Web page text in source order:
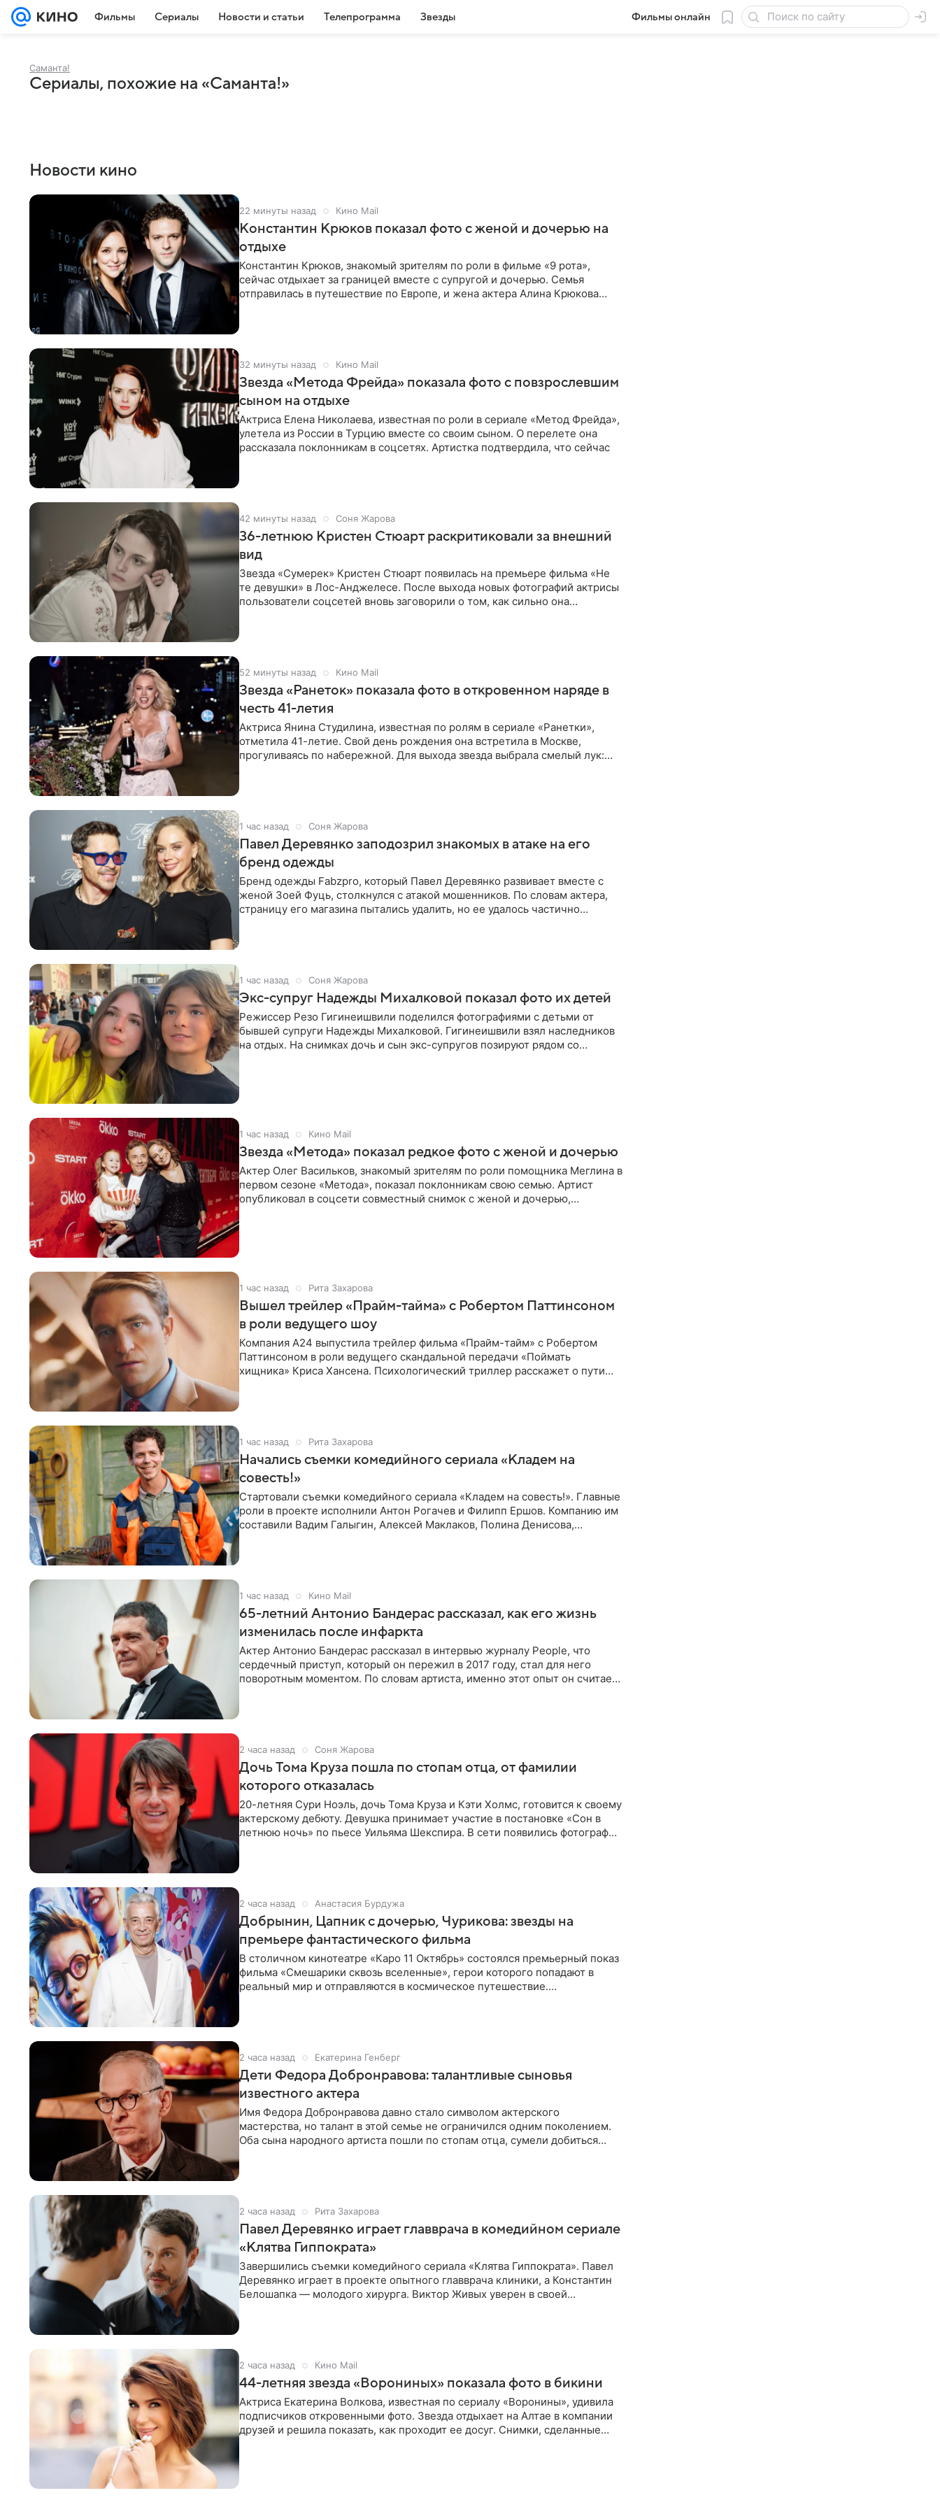
Фильмы Сериалы Новости и статьи Телепрограмма Звезды Фильмы онлайн
Саманта!
Сериалы, похожие на «Саманта!»
Новости кино
22 минуты назад Кино Mail
Константин Крюков показал фото с женой и дочерью на
отдыхе
Константин Крюков, знакомый зрителям по роли в фильме «9 рота»,
сейчас отдыхает за границей вместе с супругой и дочерью. Семья
отправилась в путешествие по Европе, и жена актера Алина Крюкова
32 минуты назад Кино Mail
Звезда «Метода Фрейда» показала фото с повзрослевшим
сыном на отдыхе
Актриса Елена Николаева, известная по роли в сериале «Метод Фрейда»,
улетела из России в Турцию вместе со своим сыном. О перелете она
рассказала поклонникам в соцсетях. Артистка подтвердила, что сейчас
42 минуты назад Соня Жарова
36-летнюю Кристен Стюарт раскритиковали за внешний
вид
Звезда «Сумерек» Кристен Стюарт появилась на премьере фильма «Не
те девушки» в Лос-Анджелесе. После выхода новых фотографий актрисы
пользователи соцсетей вновь заговорили о том, как сильно она
52 минуты назад Кино Mail
Звезда «Ранеток» показала фото в откровенном наряде в
честь 41-летия
Актриса Янина Студилина, известная по ролям в сериале «Ранетки»,
отметила 41-летие. Свой день рождения она встретила в Москве,
прогуливаясь по набережной. Для выхода звезда выбрала смелый лук:
1 час назад Соня Жарова
Павел Деревянко заподозрил знакомых в атаке на его
бренд одежды
Бренд одежды Fabzpro, который Павел Деревянко развивает вместе с
женой Зоей Фуць, столкнулся с атакой мошенников. По словам актера,
страницу его магазина пытались удалить, но ее удалось частично
1 час назад Соня Жарова
Экс-супруг Надежды Михалковой показал фото их детей
Режиссер Резо Гигинеишвили поделился фотографиями с детьми от
бывшей супруги Надежды Михалковой. Гигинеишвили взял наследников
на отдых. На снимках дочь и сын экс-супругов позируют рядом со
1 час назад Кино Mail
Звезда «Метода» показал редкое фото с женой и дочерью
Актер Олег Васильков, знакомый зрителям по роли помощника Меглина в
первом сезоне «Метода», показал поклонникам свою семью. Артист
опубликовал в соцсети совместный снимок с женой и дочерью,
1 час назад Рита Захарова
Вышел трейлер «Прайм-тайма» с Робертом Паттинсоном
в роли ведущего шоу
Компания A24 выпустила трейлер фильма «Прайм-тайм» с Робертом
Паттинсоном в роли ведущего скандальной передачи «Поймать
хищника» Криса Хансена. Психологический триллер расскажет о пути
1 час назад Рита Захарова
Начались съемки комедийного сериала «Кладем на
совесть!»
Стартовали съемки комедийного сериала «Кладем на совесть!». Главные
роли в проекте исполнили Антон Рогачев и Филипп Ершов. Компанию им
составили Вадим Галыгин, Алексей Маклаков, Полина Денисова,
1 час назад Кино Mail
65-летний Антонио Бандерас рассказал, как его жизнь
изменилась после инфаркта
Актер Антонио Бандерас рассказал в интервью журналу People, что
сердечный приступ, который он пережил в 2017 году, стал для него
поворотным моментом. По словам артиста, именно этот опыт он считает
2 часа назад Соня Жарова
Дочь Тома Круза пошла по стопам отца, от фамилии
которого отказалась
20-летняя Сури Ноэль, дочь Тома Круза и Кэти Холмс, готовится к своему
актерскому дебюту. Девушка принимает участие в постановке «Сон в
летнюю ночь» по пьесе Уильяма Шекспира. В сети появились фотографии
2 часа назад Анастасия Бурдужа
Добрынин, Цапник с дочерью, Чурикова: звезды на
премьере фантастического фильма
В столичном кинотеатре «Каро 11 Октябрь» состоялся премьерный показ
фильма «Смешарики сквозь вселенные», герои которого попадают в
реальный мир и отправляются в космическое путешествие.
2 часа назад Екатерина Генберг
Дети Федора Добронравова: талантливые сыновья
известного актера
Имя Федора Добронравова давно стало символом актерского
мастерства, но талант в этой семье не ограничился одним поколением.
Оба сына народного артиста пошли по стопам отца, сумели добиться
2 часа назад Рита Захарова
Павел Деревянко играет главврача в комедийном сериале
«Клятва Гиппократа»
Завершились съемки комедийного сериала «Клятва Гиппократа». Павел
Деревянко играет в проекте опытного главврача клиники, а Константин
Белошапка — молодого хирурга. Виктор Живых уверен в своей
2 часа назад Кино Mail
44-летняя звезда «Ворониных» показала фото в бикини
Актриса Екатерина Волкова, известная по сериалу «Воронины», удивила
подписчиков откровенными фото. Звезда отдыхает на Алтае в компании
друзей и решила показать, как проходит ее досуг. Снимки, сделанные